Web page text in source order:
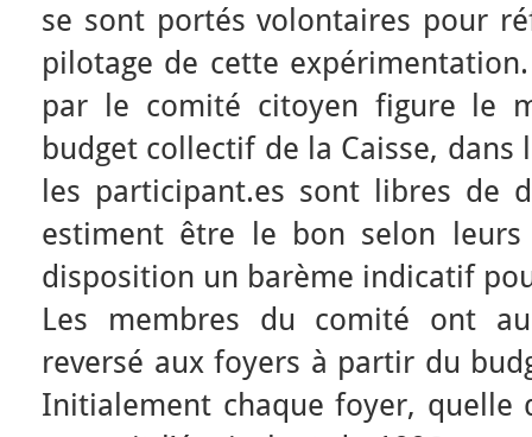
se sont portés volontaires pour
pilotage de cette
par le comité citoyen figure le
budget collectif de la Caisse,
les participant.es sont libres de
estiment être le bon selon
disposition un barème indicatif
Les membres du comité ont
reversé aux foyers à partir du
Initialement chaque foyer, quelle